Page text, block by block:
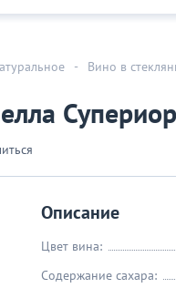
- Вино в
Описание
Цвет вина:
Содержание сахара: